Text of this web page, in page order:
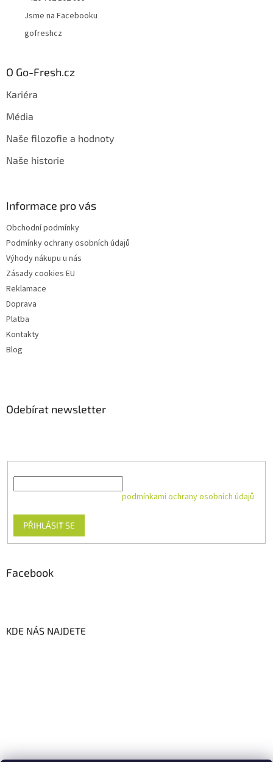
Jsme na Facebooku
gofreshcz
O Go-Fresh.cz
Kariéra
Média
Naše filozofie a hodnoty
Naše historie
Informace pro vás
Obchodní podmínky
Podmínky ochrany osobních údajů
Výhody nákupu u nás
Zásady cookies EU
Reklamace
Doprava
Platba
Kontakty
Blog
Odebírat newsletter
podmínkami ochrany osobních údajů
PŘIHLÁSIT SE
Facebook
KDE NÁS NAJDETE